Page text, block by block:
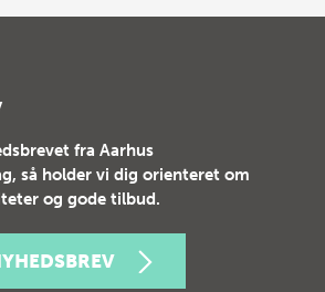
fra Aarhus
så holder vi dig orienteret om
og gode tilbud.